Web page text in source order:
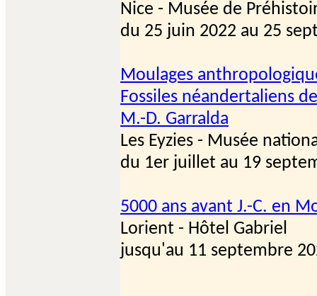
Nice - Musée de
du 25 juin 2022 au 25
Moulages
Fossiles néandertaliens
M.-D. Garralda
Les Eyzies - Musée
du 1er juillet au 19
5000 ans avant J.-C. en
Lorient - Hôtel Gabriel
jusqu'au 11 septembre